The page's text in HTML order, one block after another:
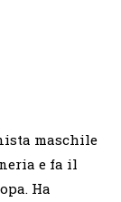
maschile
e fa il
Ha